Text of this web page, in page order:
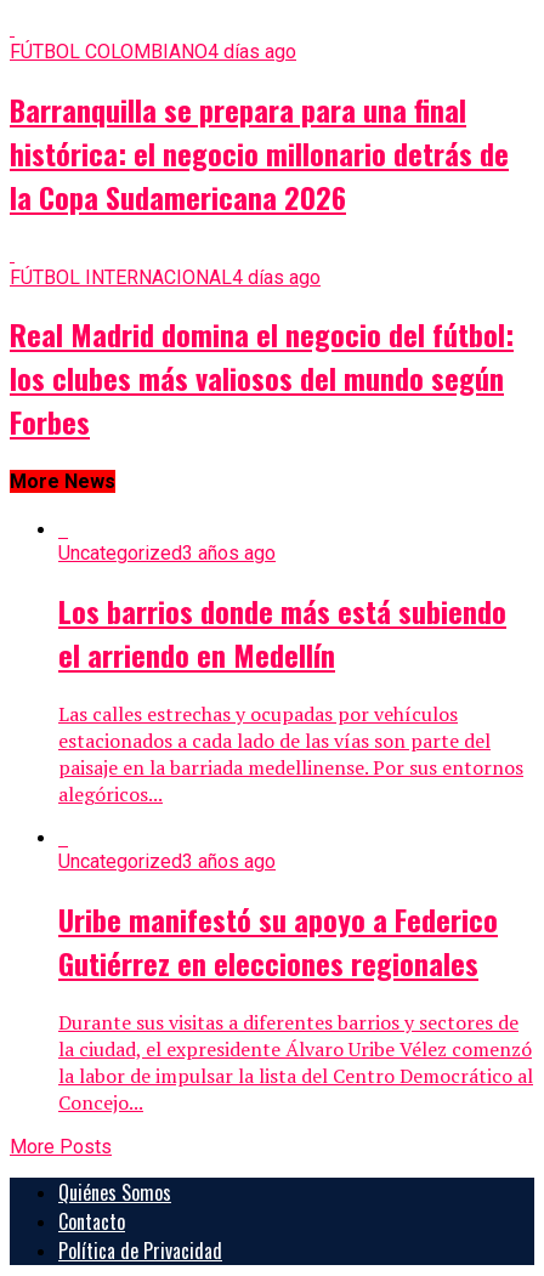
FÚTBOL COLOMBIANO4 días ago
Barranquilla se prepara para una final
histórica: el negocio millonario detrás de
la Copa Sudamericana 2026
FÚTBOL INTERNACIONAL4 días ago
Real Madrid domina el negocio del fútbol:
los clubes más valiosos del mundo según
Forbes
More News
Uncategorized3 años ago
Los barrios donde más está subiendo
el arriendo en Medellín
Las calles estrechas y ocupadas por vehículos
estacionados a cada lado de las vías son parte del
paisaje en la barriada medellinense. Por sus entornos
alegóricos...
Uncategorized3 años ago
Uribe manifestó su apoyo a Federico
Gutiérrez en elecciones regionales
Durante sus visitas a diferentes barrios y sectores de
la ciudad, el expresidente Álvaro Uribe Vélez comenzó
la labor de impulsar la lista del Centro Democrático al
Concejo...
More Posts
Quiénes Somos
Contacto
Política de Privacidad